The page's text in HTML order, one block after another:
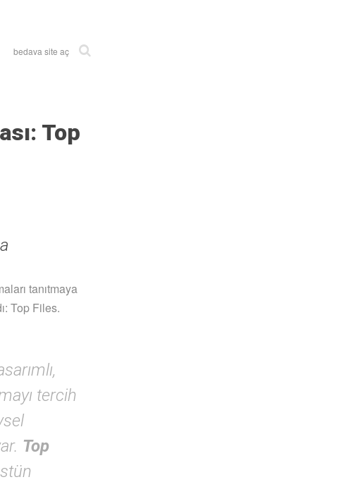
bedava site aç
Top
tanıtmaya
Top Files.
tercih
Top